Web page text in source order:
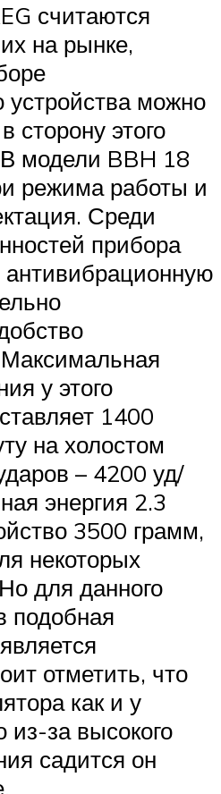
считаются
на рынке,
устройства можно
сторону этого
модели BBH 18
режима работы и
Среди
прибора
у этого
1400
на холостом
– 4200 уд/
энергия 2.3
3500 грамм,
некоторых
для данного
подобная
отметить, что
как и у
из-за высокого
садится он